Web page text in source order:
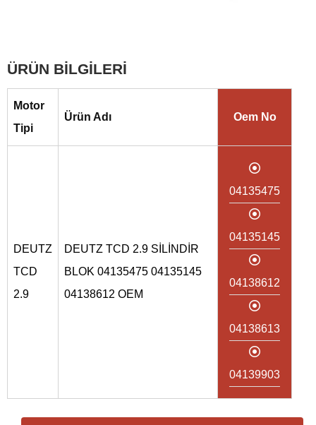
ÜRÜN BİLGİLERİ
Motor
Tipi
Ürün Adı Oem No
DEUTZ
TCD
2.9
DEUTZ TCD 2.9 SİLİNDİR
BLOK 04135475 04135145
04138612 OEM
04135475
04135145
04138612
04138613
04139903